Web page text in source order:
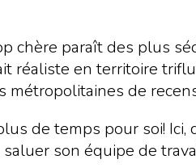
paraît des plus
en territoire
métropolitaines de
de temps pour soi! Ici,
son équipe de